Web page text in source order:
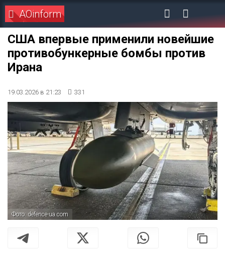
AOinform
США впервые применили новейшие
противобункерные бомбы против
Ирана
19.03.2026 в 21:23 331
Фото: defence-ua.com